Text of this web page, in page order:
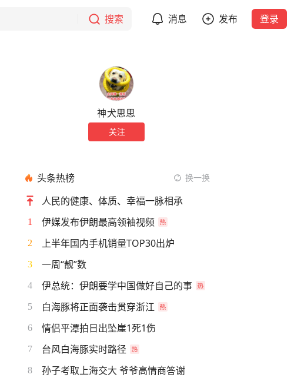
搜索 消息 发布 登录
神犬思思
关注
头条热榜 换一换
人民的健康、体质、幸福一脉相承
1 伊媒发布伊朗最高领袖视频
2 上半年国内手机销量TOP30出炉
3 一周“靓”数
4 伊总统：伊朗要学中国做好自己的事
5 白海豚将正面袭击贯穿浙江
6 情侣平潭拍日出坠崖1死1伤
7 台风白海豚实时路径
8 孙子考取上海交大 爷爷高情商答谢